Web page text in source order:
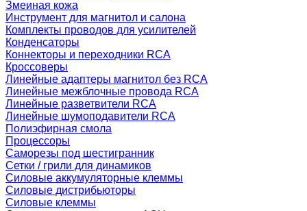
Змеиная кожа
Инструмент для магнитол и салона
Комплекты проводов для усилителей
Конденсаторы
Коннекторы и переходники RCA
Кроссоверы
Линейные адаптеры магнитол без RCA
Линейные межблочные провода RCA
Линейные разветвители RCA
Линейные шумоподавители RCA
Полиэфирная смола
Процессоры
Саморезы под шестигранник
Сетки / грили для динамиков
Силовые аккумуляторные клеммы
Силовые дистрибьюторы
Силовые клеммы